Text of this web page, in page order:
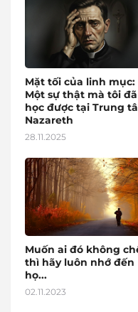
Mặt tối của linh mục:
Một sự thật mà tôi đã
học được tại Trung
Nazareth
28.11.2025
Muốn ai đó không
thì hãy luôn nhớ đến
họ...
02.11.2023